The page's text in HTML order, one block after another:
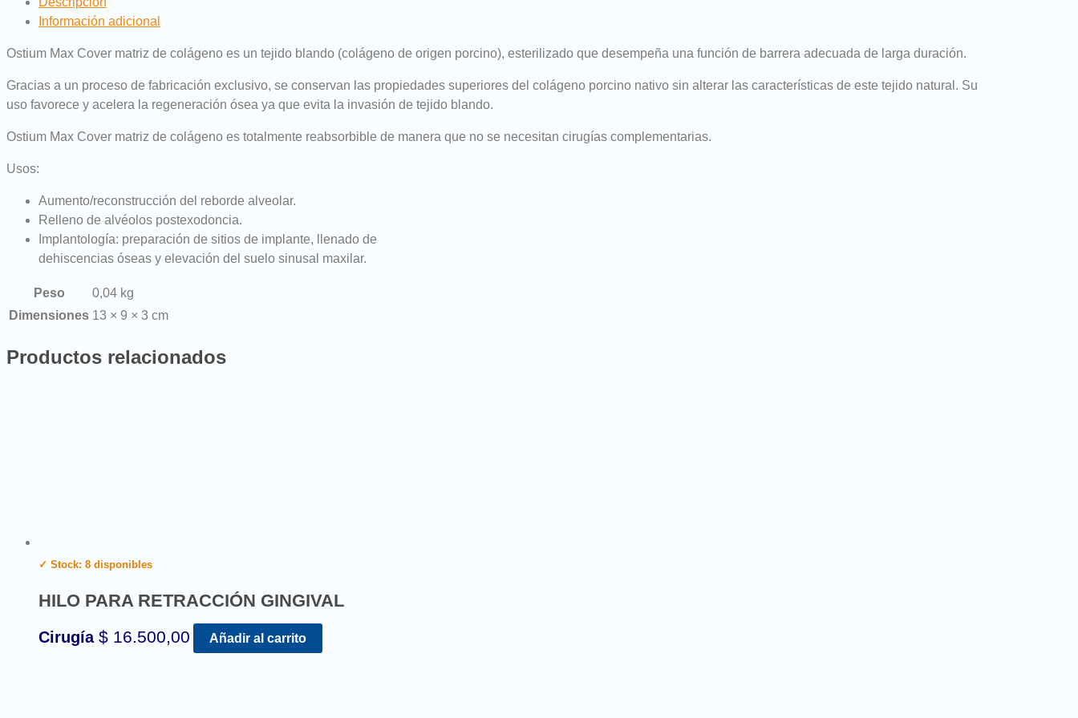
Información adicional
Ostium Max Cover matriz de colágeno es un tejido blando (colágeno de origen porcino), esterilizado que desempeña una función de barrera adecuada de larga duración.
Gracias a un proceso de fabricación exclusivo, se conservan las propiedades superiores del colágeno porcino nativo sin alterar las características de este tejido natural. Su
uso favorece y acelera la regeneración ósea ya que evita la invasión de tejido blando.
Ostium Max Cover matriz de colágeno es totalmente reabsorbible de manera que no se necesitan cirugías complementarias.
Usos:
Aumento/reconstrucción del reborde alveolar.
Relleno de alvéolos postexodoncia.
Implantología: preparación de sitios de implante, llenado de
dehiscencias óseas y elevación del suelo sinusal maxilar.
Peso
0,04 kg
Dimensiones 13 × 9 × 3 cm
Productos relacionados
✓ Stock: 8 disponibles
HILO PARA RETRACCIÓN GINGIVAL
Cirugía $ 16.500,00 Añadir al carrito